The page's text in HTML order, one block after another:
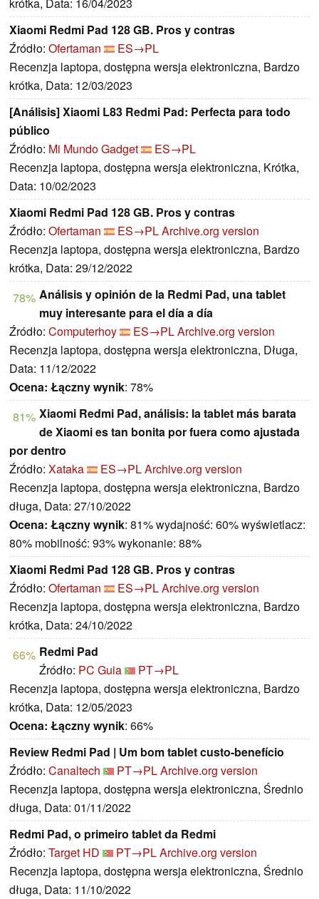
krótka, Data: 16/04/2023
Xiaomi Redmi Pad 128 GB. Pros y contras
Źródło: Ofertaman
ES→PL
Recenzja laptopa, dostępna wersja elektroniczna, Bardzo
krótka, Data: 12/03/2023
[Análisis] Xiaomi L83 Redmi Pad: Perfecta para todo
público
Źródło: Mi Mundo Gadget
ES→PL
Recenzja laptopa, dostępna wersja elektroniczna, Krótka,
Data: 10/02/2023
Xiaomi Redmi Pad 128 GB. Pros y contras
Źródło: Ofertaman ES→PLArchive.org version
Recenzja laptopa, dostępna wersja elektroniczna, Bardzo
krótka, Data: 29/12/2022
78% Análisis y opinión de la Redmi Pad, una tablet
muy interesante para el día a día
Źródło: Computerhoy ES→PLArchive.org version
Recenzja laptopa, dostępna wersja elektroniczna, Długa,
Data: 11/12/2022
Ocena: Łączny wynik: 78%
81% Xiaomi Redmi Pad, análisis: la tablet más barata
de Xiaomi es tan bonita por fuera como ajustada
por dentro
Źródło: Xataka ES→PLArchive.org version
Recenzja laptopa, dostępna wersja elektroniczna, Bardzo
długa, Data: 27/10/2022
Ocena: Łączny wynik: 81% wydajność: 60% wyświetlacz:
80% mobilność: 93% wykonanie: 88%
Xiaomi Redmi Pad 128 GB. Pros y contras
Źródło: Ofertaman ES→PLArchive.org version
Recenzja laptopa, dostępna wersja elektroniczna, Bardzo
krótka, Data: 24/10/2022
66% Redmi Pad
Źródło: PC Guia
PT→PL
Recenzja laptopa, dostępna wersja elektroniczna, Bardzo
krótka, Data: 12/05/2023
Ocena: Łączny wynik: 66%
Review Redmi Pad | Um bom tablet custo-benefício
Źródło: Canaltech PT→PLArchive.org version
Recenzja laptopa, dostępna wersja elektroniczna, Średnio
długa, Data: 01/11/2022
Redmi Pad, o primeiro tablet da Redmi
Źródło: Target HD PT→PLArchive.org version
Recenzja laptopa, dostępna wersja elektroniczna, Średnio
długa, Data: 11/10/2022